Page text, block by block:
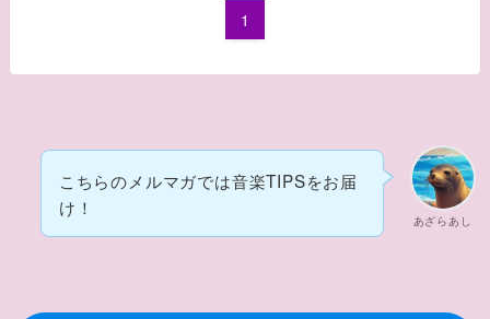
1
あざらあし
こちらのメルマガでは音楽TIPSをお届
け！